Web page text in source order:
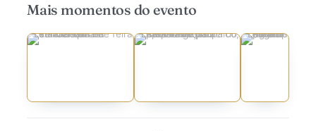
Mais momentos do evento